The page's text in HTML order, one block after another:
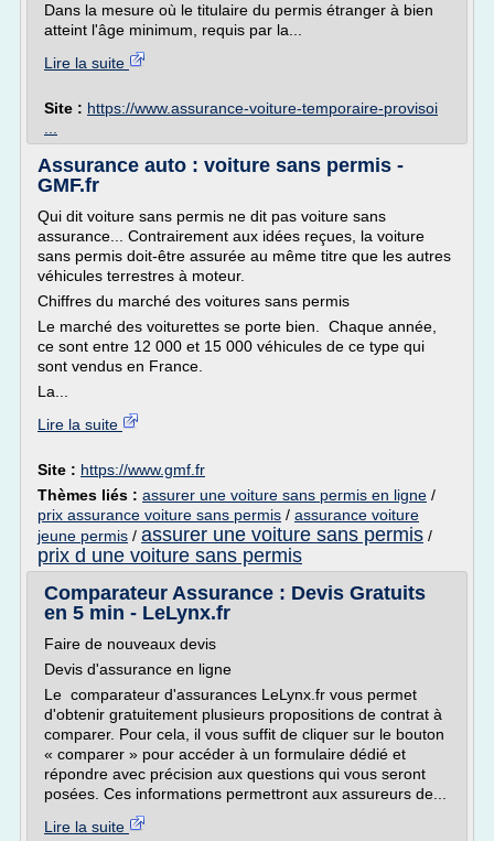
Dans la mesure où le titulaire du permis étranger à bien
atteint l'âge minimum, requis par la...
Lire la suite
Site : https://www.assurance-voiture-temporaire-provisoi
Assurance auto : voiture sans permis -
GMF.fr
Qui dit voiture sans permis ne dit pas voiture sans
assurance... Contrairement aux idées reçues, la voiture
sans permis doit-être assurée au même titre que les autres
véhicules terrestres à moteur.
Chiffres du marché des voitures sans permis
Le marché des voiturettes se porte bien. Chaque année,
ce sont entre 12 000 et 15 000 véhicules de ce type qui
sont vendus en France.
La...
Lire la suite
Site : https://www.gmf.fr
Thèmes liés : assurer une voiture sans permis en ligne /
prix assurance voiture sans permis / assurance voiture
jeune permis / assurer une voiture sans permis /
prix d une voiture sans permis
Comparateur Assurance : Devis Gratuits
en 5 min - LeLynx.fr
Faire de nouveaux devis
Devis d'assurance en ligne
Le comparateur d'assurances LeLynx.fr vous permet
d'obtenir gratuitement plusieurs propositions de contrat à
comparer. Pour cela, il vous suffit de cliquer sur le bouton
« comparer » pour accéder à un formulaire dédié et
répondre avec précision aux questions qui vous seront
posées. Ces informations permettront aux assureurs de...
Lire la suite